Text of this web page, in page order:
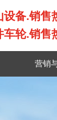
设备.销售
车轮.销售
营销